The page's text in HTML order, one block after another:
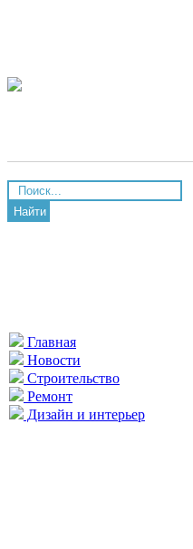
Найти
Главная
Новости
Строительство
Ремонт
Дизайн и интерьер